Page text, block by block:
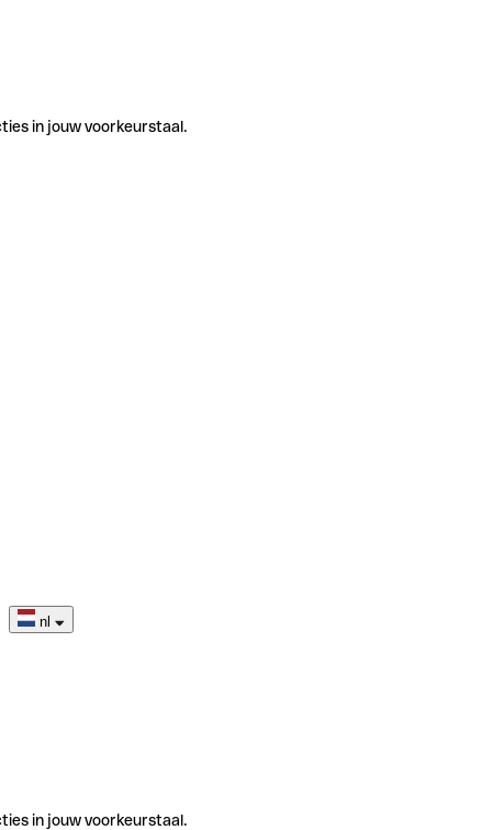
in jouw voorkeurstaal.
nl
in jouw voorkeurstaal.